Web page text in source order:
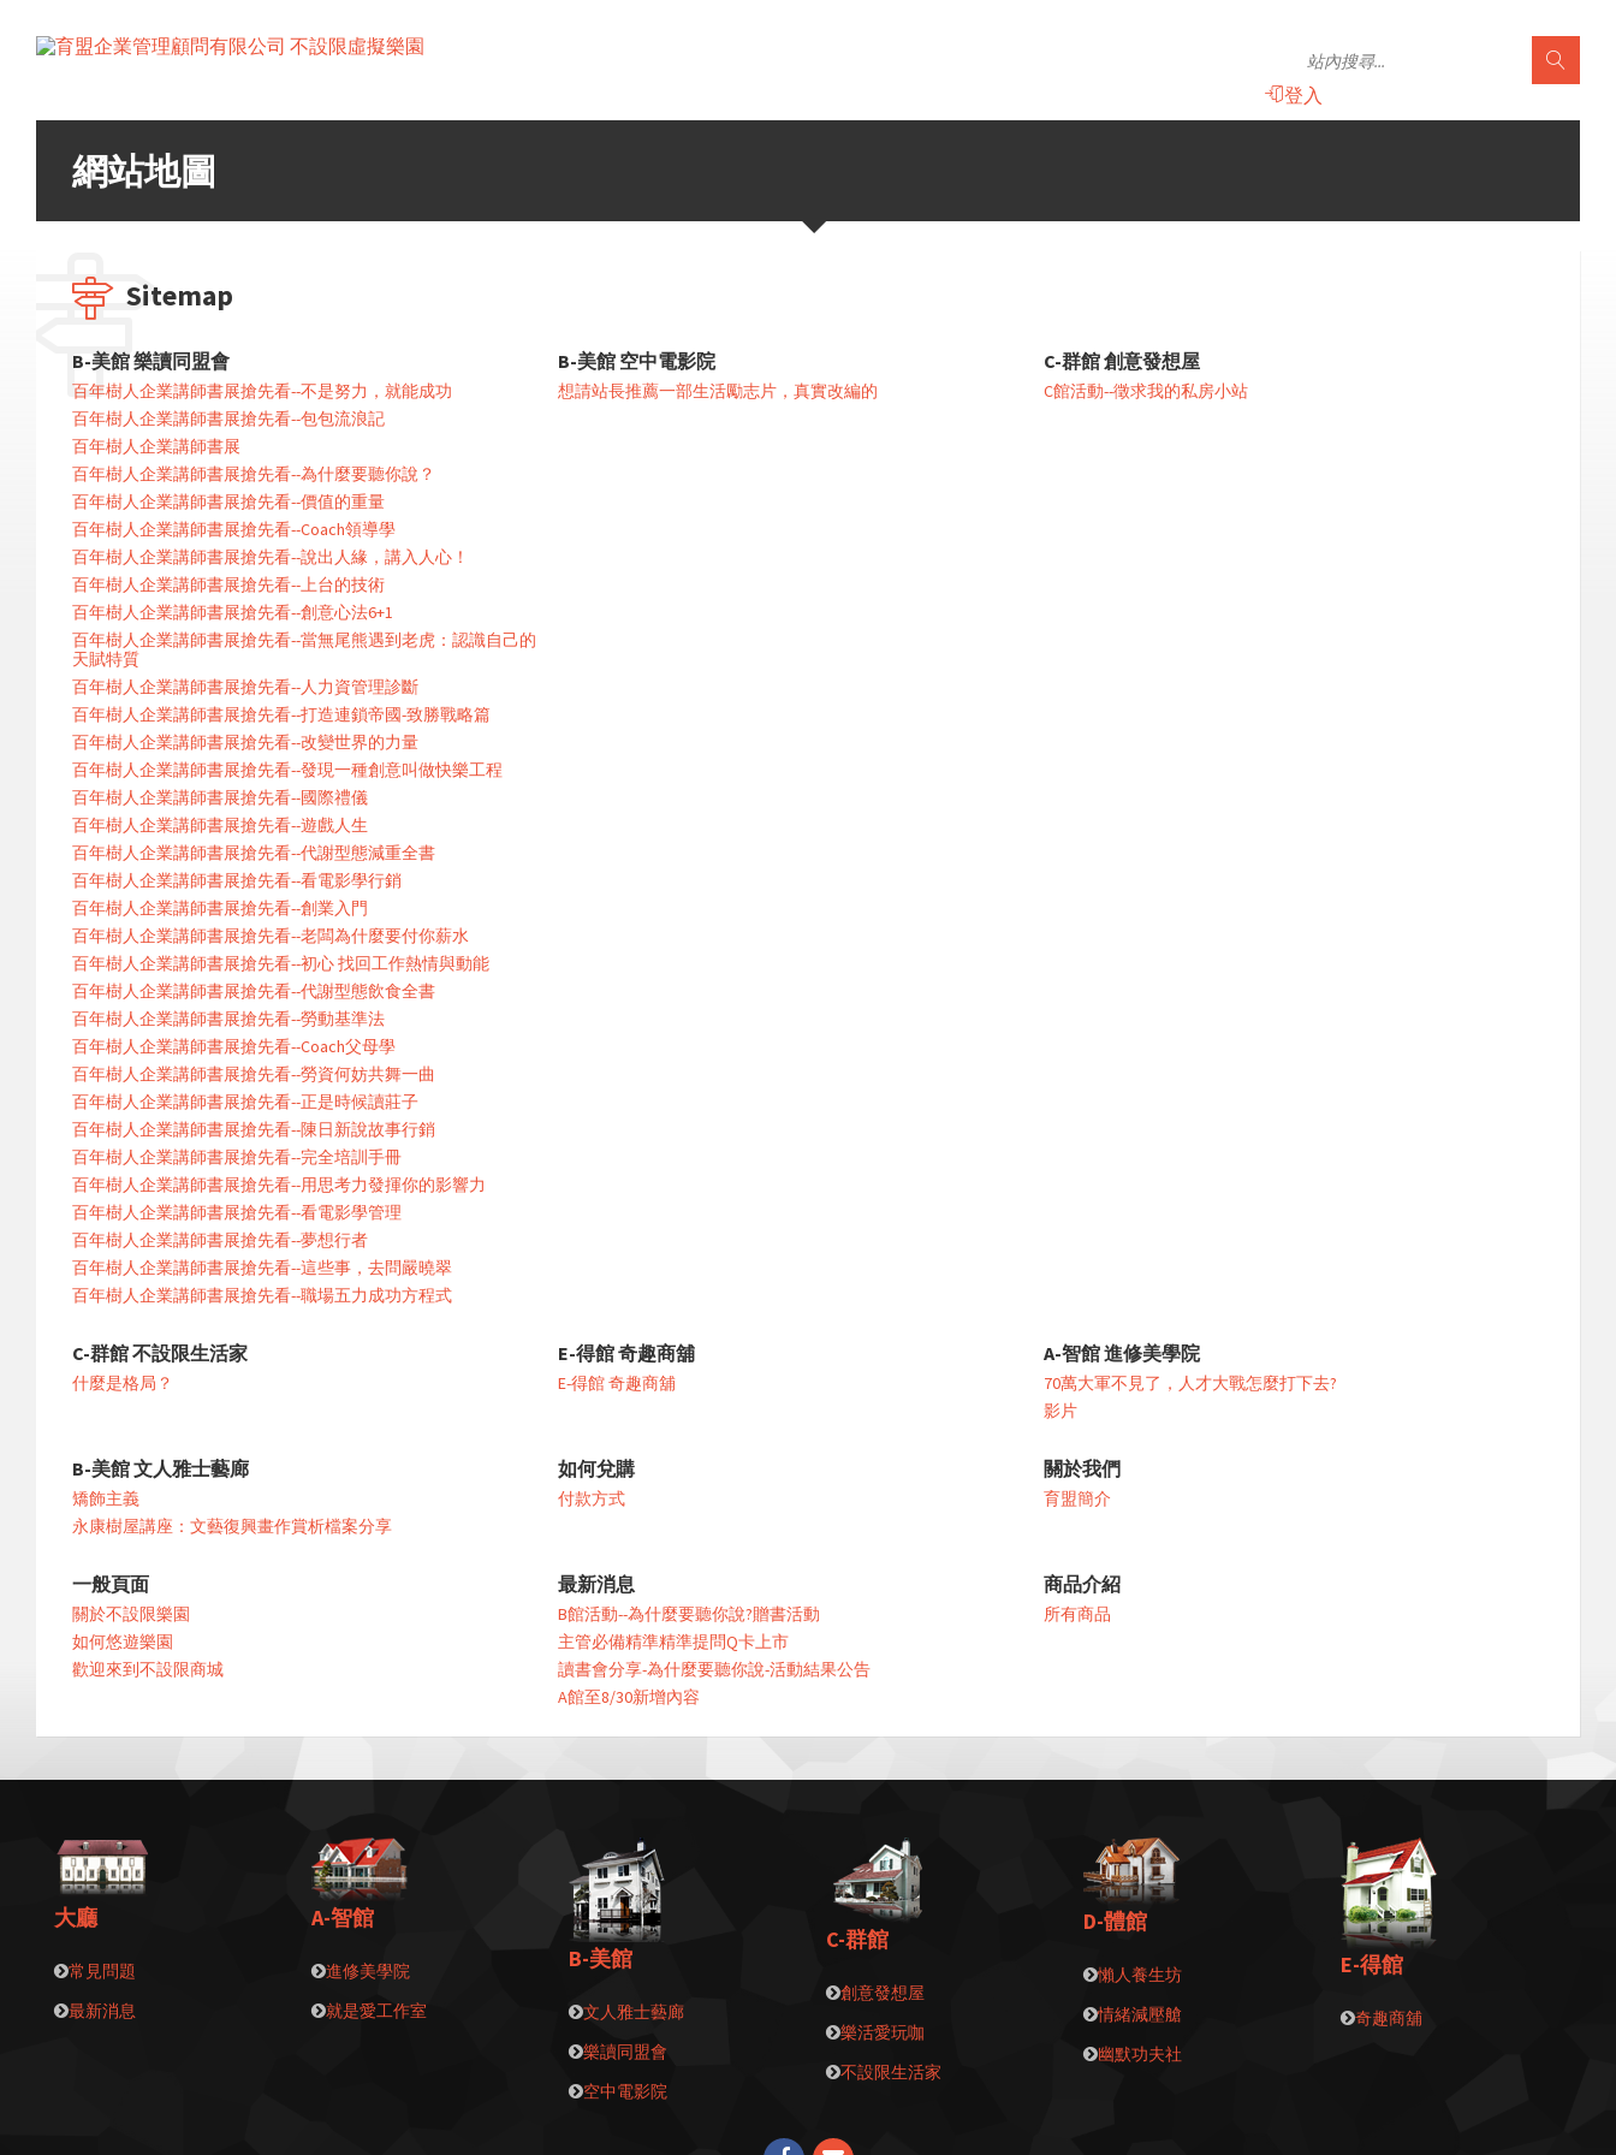
登入
網站地圖
Sitemap
B-美館 樂讀同盟會
百年樹人企業講師書展搶先看--不是努力，就能成功
百年樹人企業講師書展搶先看--包包流浪記
百年樹人企業講師書展
百年樹人企業講師書展搶先看--為什麼要聽你說？
百年樹人企業講師書展搶先看--價值的重量
百年樹人企業講師書展搶先看--Coach領導學
百年樹人企業講師書展搶先看--說出人緣，講入人心！
百年樹人企業講師書展搶先看--上台的技術
百年樹人企業講師書展搶先看--創意心法6+1
百年樹人企業講師書展搶先看--當無尾熊遇到老虎：認識自己的
天賦特質
百年樹人企業講師書展搶先看--人力資管理診斷
百年樹人企業講師書展搶先看--打造連鎖帝國-致勝戰略篇
百年樹人企業講師書展搶先看--改變世界的力量
百年樹人企業講師書展搶先看--發現一種創意叫做快樂工程
百年樹人企業講師書展搶先看--國際禮儀
百年樹人企業講師書展搶先看--遊戲人生
百年樹人企業講師書展搶先看--代謝型態減重全書
百年樹人企業講師書展搶先看--看電影學行銷
百年樹人企業講師書展搶先看--創業入門
百年樹人企業講師書展搶先看--老闆為什麼要付你薪水
百年樹人企業講師書展搶先看--初心 找回工作熱情與動能
百年樹人企業講師書展搶先看--代謝型態飲食全書
百年樹人企業講師書展搶先看--勞動基準法
百年樹人企業講師書展搶先看--Coach父母學
百年樹人企業講師書展搶先看--勞資何妨共舞一曲
百年樹人企業講師書展搶先看--正是時候讀莊子
百年樹人企業講師書展搶先看--陳日新說故事行銷
百年樹人企業講師書展搶先看--完全培訓手冊
百年樹人企業講師書展搶先看--用思考力發揮你的影響力
百年樹人企業講師書展搶先看--看電影學管理
百年樹人企業講師書展搶先看--夢想行者
百年樹人企業講師書展搶先看--這些事，去問嚴曉翠
百年樹人企業講師書展搶先看--職場五力成功方程式
B-美館 空中電影院
想請站長推薦一部生活勵志片，真實改編的
C-群館 創意發想屋
C館活動--徵求我的私房小站
C-群館 不設限生活家
什麼是格局？
E-得館 奇趣商舖
E-得館 奇趣商舖
A-智館 進修美學院
70萬大軍不見了，人才大戰怎麼打下去?
影片
B-美館 文人雅士藝廊
矯飾主義
永康樹屋講座：文藝復興畫作賞析檔案分享
如何兌購
付款方式
關於我們
育盟簡介
一般頁面
關於不設限樂園
如何悠遊樂園
歡迎來到不設限商城
最新消息
B館活動--為什麼要聽你說?贈書活動
主管必備精準精準提問Q卡上市
讀書會分享-為什麼要聽你說-活動結果公告
A館至8/30新增內容
商品介紹
所有商品
大廳
常見問題
最新消息
A-智館
進修美學院
就是愛工作室
B-美館
文人雅士藝廊
樂讀同盟會
空中電影院
C-群館
創意發想屋
樂活愛玩咖
不設限生活家
D-體館
懶人養生坊
情緒減壓艙
幽默功夫社
E-得館
奇趣商舖